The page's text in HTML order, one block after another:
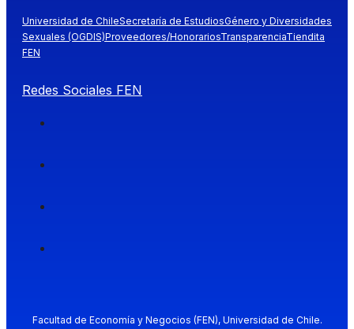
Universidad de ChileSecretaría de EstudiosGénero y Diversidades
Sexuales (OGDIS)Proveedores/HonorariosTransparenciaTiendita
FEN
Redes Sociales FEN
Facultad de Economía y Negocios (FEN), Universidad de Chile.